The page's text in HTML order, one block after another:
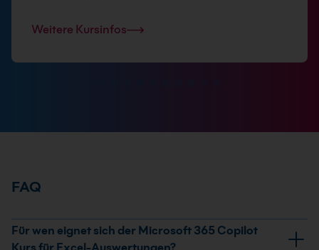
Weitere Kursinfos
FAQ
Für wen eignet sich der Microsoft 365 Copilot
Kurs für Excel-Auswertungen?